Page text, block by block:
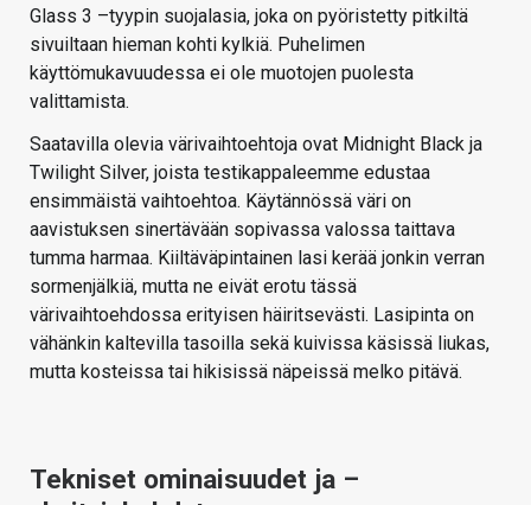
Glass 3 –tyypin suojalasia, joka on pyöristetty pitkiltä
sivuiltaan hieman kohti kylkiä. Puhelimen
käyttömukavuudessa ei ole muotojen puolesta
valittamista.
Saatavilla olevia värivaihtoehtoja ovat Midnight Black ja
Twilight Silver, joista testikappaleemme edustaa
ensimmäistä vaihtoehtoa. Käytännössä väri on
aavistuksen sinertävään sopivassa valossa taittava
tumma harmaa. Kiiltäväpintainen lasi kerää jonkin verran
sormenjälkiä, mutta ne eivät erotu tässä
värivaihtoehdossa erityisen häiritsevästi. Lasipinta on
vähänkin kaltevilla tasoilla sekä kuivissa käsissä liukas,
mutta kosteissa tai hikisissä näpeissä melko pitävä.
Tekniset ominaisuudet ja –